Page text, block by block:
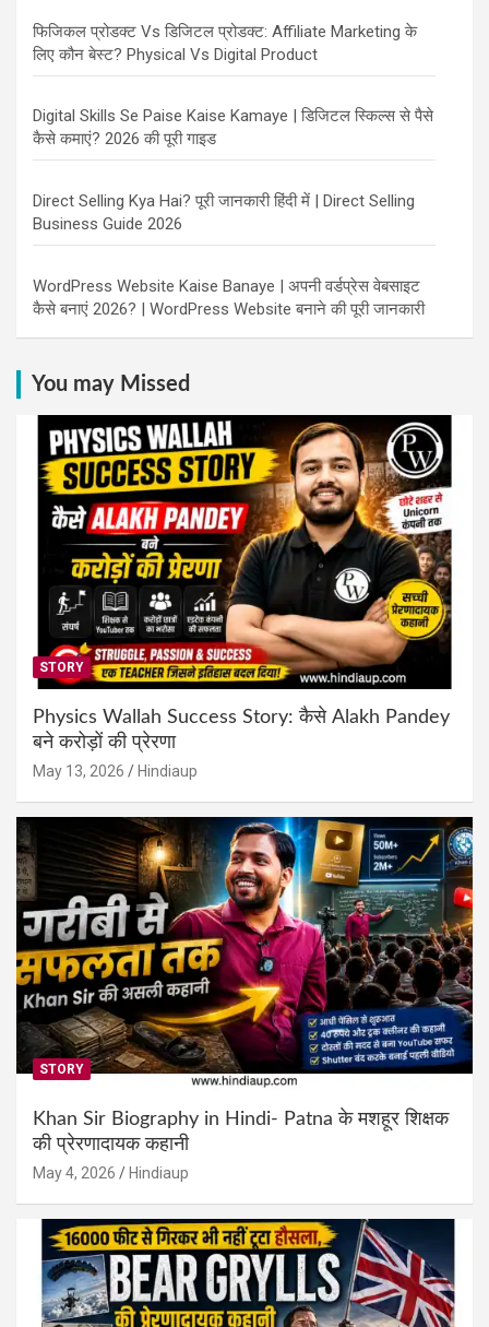
फिजिकल प्रोडक्ट Vs डिजिटल प्रोडक्ट: Affiliate Marketing के
लिए कौन बेस्ट? Physical Vs Digital Product
Digital Skills Se Paise Kaise Kamaye | डिजिटल स्किल्स से पैसे
कैसे कमाएं? 2026 की पूरी गाइड
Direct Selling Kya Hai? पूरी जानकारी हिंदी में | Direct Selling
Business Guide 2026
WordPress Website Kaise Banaye | अपनी वर्डप्रेस वेबसाइट
कैसे बनाएं 2026? | WordPress Website बनाने की पूरी जानकारी
You may Missed
STORY
Physics Wallah Success Story: कैसे Alakh Pandey
बने करोड़ों की प्रेरणा
May 13, 2026 Hindiaup
STORY
Khan Sir Biography in Hindi- Patna के मशहूर शिक्षक
की प्रेरणादायक कहानी
May 4, 2026 Hindiaup